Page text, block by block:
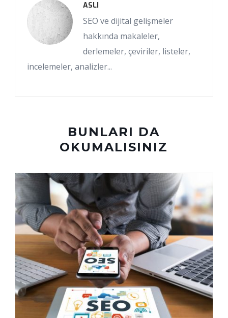
ASLI
SEO ve dijital gelişmeler
hakkında makaleler,
derlemeler, çeviriler, listeler,
incelemeler, analizler...
BUNLARI DA
OKUMALISINIZ